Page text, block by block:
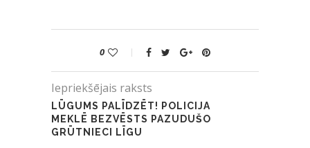
0
Iepriekšējais raksts
LŪGUMS PALĪDZĒT! POLICIJA
MEKLĒ BEZVĒSTS PAZUDUŠO
GRŪTNIECI LĪGU